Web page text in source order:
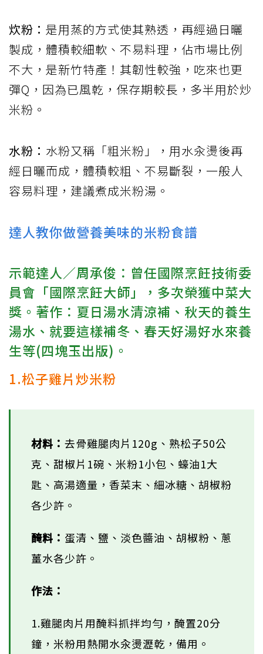
炊粉： 是用蒸的方式使其熟透，再經過日曬
製成，體積較細軟、不易料理，佔市場比例
不大，是新竹特產！其韌性較強，吃來也更
彈Q，因為已風乾，保存期較長，多半用於炒
米粉。
水粉： 水粉又稱「粗米粉」，用水汆燙後再
經日曬而成，體積較粗、不易斷裂，一般人
容易料理，建議煮成米粉湯。
達人教你做營養美味的米粉食譜
示範達人／周承俊：曾任國際烹飪技術委
員會「國際烹飪大師」，多次榮獲中菜大
獎。著作：夏日湯水清涼補、秋天的養生
湯水、就要這樣補冬、春天好湯好水來養
生等(四塊玉出版)。
1.松子雞片炒米粉
材料： 去骨雞腿肉片120g、熟松子50公
克、甜椒片1碗、米粉1小包、蠔油1大
匙、高湯適量，香菜末、細冰糖、胡椒粉
各少許。
醃料： 蛋清、鹽、淡色醬油、胡椒粉、蔥
薑水各少許。
作法：
1.雞腿肉片用醃料抓拌均勻，醃置20分
鐘，米粉用熱開水汆燙瀝乾，備用。